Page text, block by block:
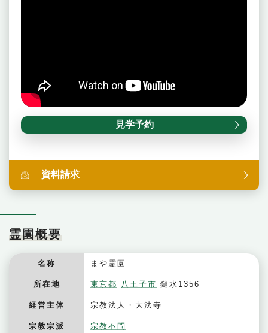
見学予約
資料請求
霊園概要
名称 まや霊園
所在地 東京都 八王子市 鑓水1356
経営主体 宗教法人・大法寺
宗教宗派 宗教不問